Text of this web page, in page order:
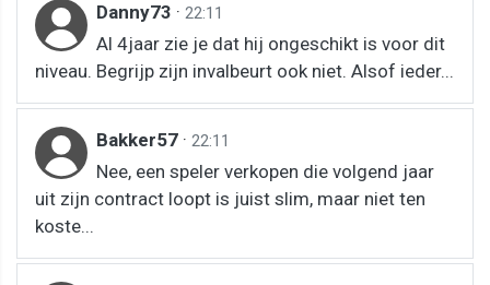
Danny73 · 22:11
Al 4jaar zie je dat hij ongeschikt is voor dit
niveau. Begrijp zijn invalbeurt ook niet. Alsof ieder...
Bakker57 · 22:11
Nee, een speler verkopen die volgend jaar
uit zijn contract loopt is juist slim, maar niet ten
koste...